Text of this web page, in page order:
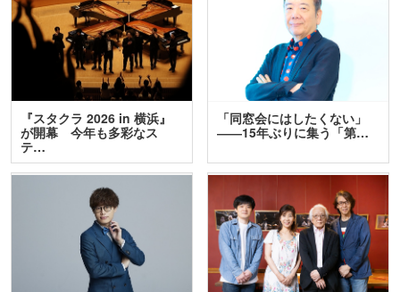
『スタクラ 2026 in 横浜』
が開幕 今年も多彩なス
テ…
「同窓会にはしたくない」
――15年ぶりに集う「第…